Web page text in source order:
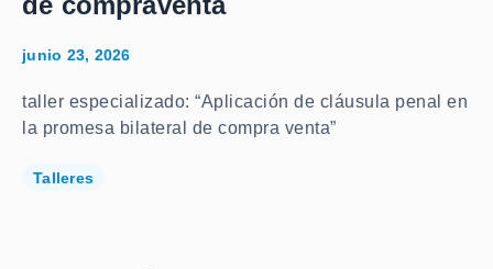
junio 23, 2026
taller especializado: “Aplicación de cláusula penal en
la promesa bilateral de compra venta”
Talleres